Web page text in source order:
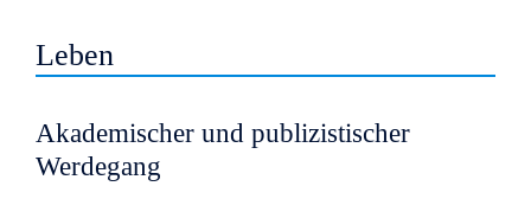
Leben
Akademischer und publizistischer
Werdegang